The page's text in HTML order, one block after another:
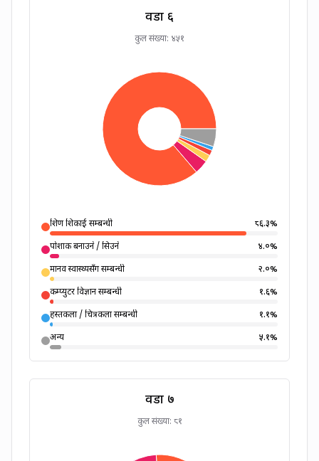
वडा ६
कुल संख्या: ४५१
शिक्षण शिकाई सम्बन्धी ८६.३%
पोशाक बनाउने / सिउने
४.०%
मानव स्वास्थ्यसँग सम्बन्धी
२.०%
कम्प्युटर विज्ञान सम्बन्धी
१.६%
हस्तकला / चित्रकला सम्बन्धी
१.१%
अन्य
५.१%
वडा ७
कुल संख्या: ८१